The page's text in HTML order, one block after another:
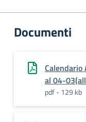
Documenti
Calendario
al 04-
pdf - 129 kb